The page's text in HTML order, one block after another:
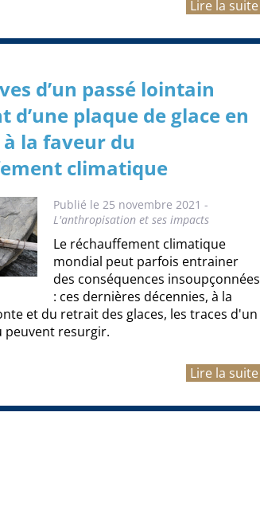
Lire la suite
d’un passé lointain
d’une plaque de glace en
la faveur du
climatique
Publié le 25 novembre 2021 -
L'anthropisation et ses impacts
Le réchauffement climatique
mondial peut parfois entrainer
des conséquences insoupçonnées
: ces dernières décennies, à la
et du retrait des glaces, les traces d'un
peuvent resurgir.
Lire la suite